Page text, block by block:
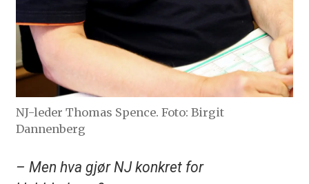
NJ-leder Thomas Spence. Foto: Birgit
Dannenberg
– Men hva gjør NJ konkret for